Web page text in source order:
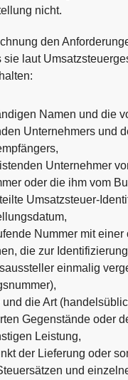
nicht.
den
sie laut
Namen und die
Unternehmers und
Unternehmer
oder die ihm vom
Umsatzsteuer-
Nummer mit einer
die zur
einmalig
die Art
Gegenstände oder
Leistung,
der Lieferung oder
und